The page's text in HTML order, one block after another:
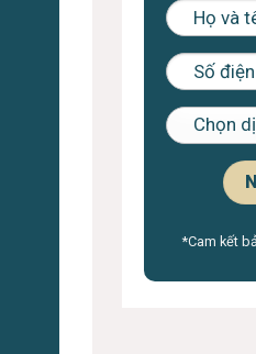
*Cam kết